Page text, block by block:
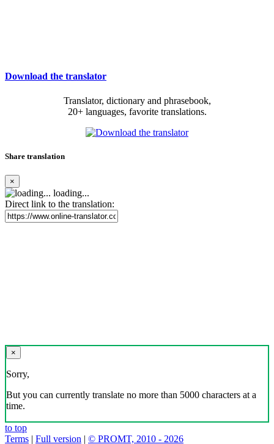
Download the translator
Translator, dictionary and phrasebook,
20+ languages, favorite translations.
Share translation
×
loading...
Direct link to the translation:
×
Sorry,
But you can currently translate no more than 5000 characters at a
time.
to top
Terms | Full version | © PROMT, 2010 - 2026